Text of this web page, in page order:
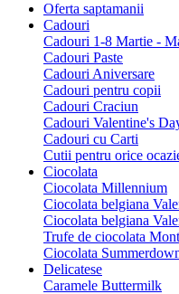
Oferta saptamanii
Cadouri
Cadouri 1-8 Martie -
Cadouri Paste
Cadouri Aniversare
Cadouri pentru copii
Cadouri Craciun
Cadouri Valentine's
Cadouri cu Carti
Cutii pentru orice
Ciocolata
Ciocolata Millennium
Ciocolata belgiana
Ciocolata belgiana
Trufe de ciocolata
Ciocolata
Delicatese
Caramele Buttermilk